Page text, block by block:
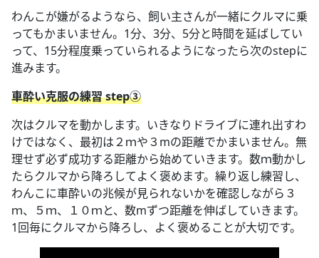
わんこが嫌がるようなら、飼い主さんが一緒にクルマに乗
ってもかまいません。1分、3分、5分と時間を延ばしてい
って、15分程度乗っていられるようになったら次のstepに
進みます。
車酔い克服の練習 step③
次はクルマを動かします。いきなりドライブに連れ出すわ
けではなく、最初は２ｍや３mの距離でかまいません。無
理せず必ず成功する距離から始めていきます。数ｍ動かし
たらクルマから降ろしてよく褒めます。繰り返し練習し、
わんこに車酔いの兆候が見られないかを確認しながら３
ｍ、５ｍ、１０ｍと、数mずつ距離を伸ばしていきます。
1回毎にクルマから降ろし、よく褒めることが大切です。